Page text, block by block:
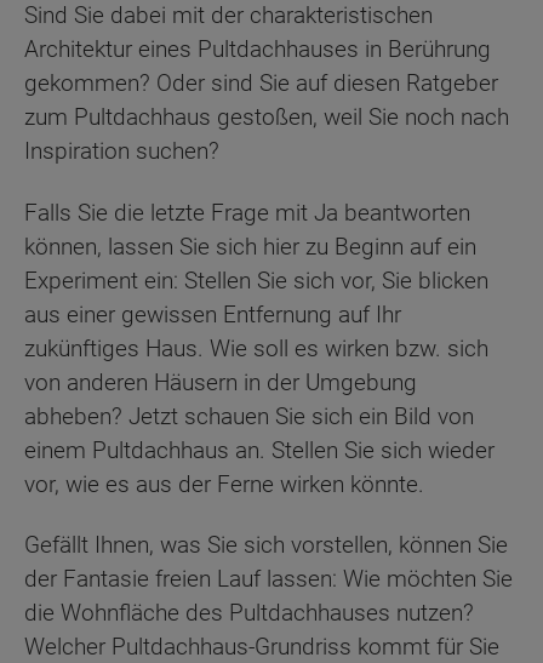
Sind Sie dabei mit der charakteristischen
Architektur eines Pultdachhauses in Berührung
gekommen? Oder sind Sie auf diesen Ratgeber
zum Pultdachhaus gestoßen, weil Sie noch nach
Inspiration suchen?
Falls Sie die letzte Frage mit Ja beantworten
können, lassen Sie sich hier zu Beginn auf ein
Experiment ein: Stellen Sie sich vor, Sie blicken
aus einer gewissen Entfernung auf Ihr
zukünftiges Haus. Wie soll es wirken bzw. sich
von anderen Häusern in der Umgebung
abheben? Jetzt schauen Sie sich ein Bild von
einem Pultdachhaus an. Stellen Sie sich wieder
vor, wie es aus der Ferne wirken könnte.
Gefällt Ihnen, was Sie sich vorstellen, können Sie
der Fantasie freien Lauf lassen: Wie möchten Sie
die Wohnfläche des Pultdachhauses nutzen?
Welcher Pultdachhaus-Grundriss kommt für Sie